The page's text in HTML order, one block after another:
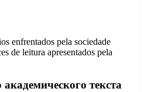
enfrentados pela sociedade
de leitura apresentados pela
текста